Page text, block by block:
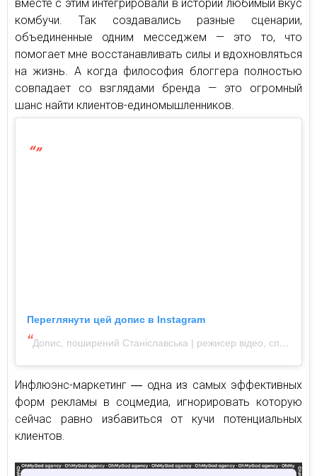
вместе с этим интегрировали в истории любимый вкус
комбучи. Так создавались разные сценарии,
объединенные одним месседжем — это то, что
помогает мне восстанавливать силы и вдохновляться
на жизнь. А когда философия блоггера полностью
совпадает со взглядами бренда — это огромный
шанс найти клиентов-единомышленников.
Переглянути цей допис в Instagram
Допис, поширений Станіславська | режисер відео, співачка (@ulastanislavska)
Инфлюэнс-маркетинг ― одна из самых эффективных
форм рекламы в соцмедиа, игнорировать которую
сейчас равно избавиться от кучи потенциальных
клиентов.